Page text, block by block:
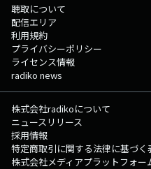
聴取について
配信エリア
利用規約
プライバシーポリシー
ライセンス情報
radiko news
株式会社radikoについて
ニュースリリース
採用情報
特定商取引に関する法律に基づく
株式会社メディアプラットフォー